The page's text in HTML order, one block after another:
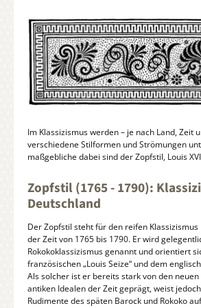
Im Klassizismus werden – je nach Land, Zeit
verschiedene Stilformen und Strömungen
maßgebliche dabei sind der Zopfstil, Louis
Zopfstil (1765 - 1790):
Deutschland
Der Zopfstil steht für den reifen
der Zeit von 1765 bis 1790. Er wird
Rokokoklassizismus genannt und orientiert
französischen „Louis Seize“ und dem
Als solcher ist er bereits stark von den
antiken Idealen der Zeit geprägt, weist
Rudimente des späten Barock und Rokoko